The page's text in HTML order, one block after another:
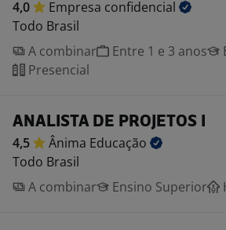
4,0 Empresa confidencial
Todo Brasil
A combinar
Entre 1 e 3 anos
Presencial
ANALISTA DE PROJETOS I
4,5 Ânima Educação
Todo Brasil
A combinar
Ensino Superior